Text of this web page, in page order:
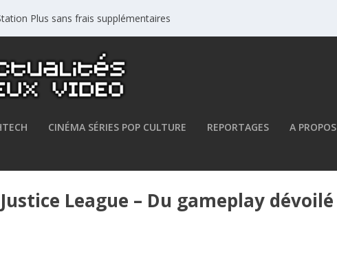
Plus sans frais supplémentaires
CINÉMA SÉRIES POP CULTURE REPORTAGES A PROPOS
League – Du gameplay dévoilé